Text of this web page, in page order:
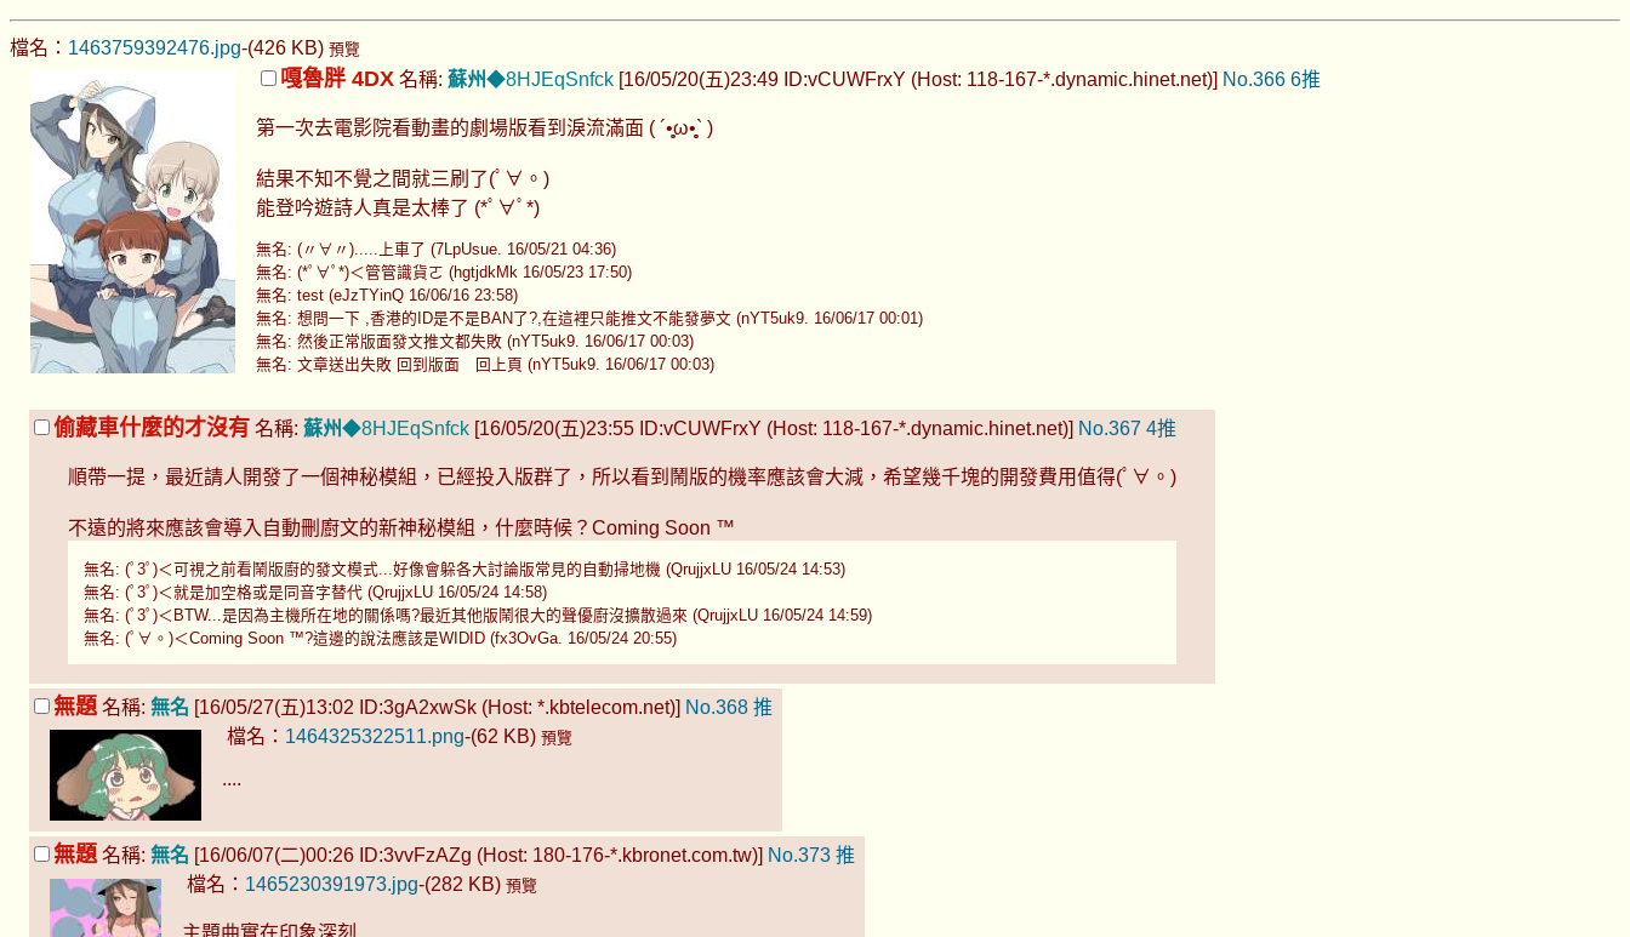
檔名： 1463759392476.jpg-(426 KB) 預覽
嘎魯胖 4DX名稱: 蘇州◆8HJEqSnfck[16/05/20(五)23:49 ID:vCUWFrxY (Host: 118-167-*.dynamic.hinet.net)] No.366 6推
第一次去電影院看動畫的劇場版看到淚流滿面 ( ´•̥̥̥ω•̥̥̥` )
結果不知不覺之間就三刷了(ﾟ∀。)
能登吟遊詩人真是太棒了 (*ﾟ∀ﾟ*)
無名: (〃∀〃).....上車了 (7LpUsue. 16/05/21 04:36)
無名: (*ﾟ∀ﾟ*)＜管管識貨ㄛ (hgtjdkMk 16/05/23 17:50)
無名: test (eJzTYinQ 16/06/16 23:58)
無名: 想問一下 ,香港的ID是不是BAN了?,在這裡只能推文不能發夢文 (nYT5uk9. 16/06/17 00:01)
無名: 然後正常版面發文推文都失敗 (nYT5uk9. 16/06/17 00:03)
無名: 文章送出失敗 回到版面 回上頁 (nYT5uk9. 16/06/17 00:03)
偷藏車什麼的才沒有 名稱: 蘇州◆8HJEqSnfck [16/05/20(五)23:55 ID:vCUWFrxY (Host: 118-167-*.dynamic.hinet.net)] No.367 4推
順帶一提，最近請人開發了一個神秘模組，已經投入版群了，所以看到鬧版的機率應該會大減，希望幾千塊的開發費用值得(ﾟ∀。)
不遠的將來應該會導入自動刪廚文的新神秘模組，什麼時候？Coming Soon ™
無名: (ﾟ3ﾟ)＜可視之前看鬧版廚的發文模式...好像會躲各大討論版常見的自動掃地機 (QrujjxLU 16/05/24 14:53)
無名: (ﾟ3ﾟ)＜就是加空格或是同音字替代 (QrujjxLU 16/05/24 14:58)
無名: (ﾟ3ﾟ)＜BTW...是因為主機所在地的關係嗎?最近其他版鬧很大的聲優廚沒擴散過來 (QrujjxLU 16/05/24 14:59)
無名: (ﾟ∀。)＜Coming Soon ™?這邊的說法應該是WIDID (fx3OvGa. 16/05/24 20:55)
無題 名稱: 無名 [16/05/27(五)13:02 ID:3gA2xwSk (Host: *.kbtelecom.net)] No.368 推
檔名： 1464325322511.png-(62 KB) 預覽
....
無題 名稱: 無名 [16/06/07(二)00:26 ID:3vvFzAZg (Host: 180-176-*.kbronet.com.tw)] No.373 推
檔名： 1465230391973.jpg-(282 KB) 預覽
主題曲實在印象深刻